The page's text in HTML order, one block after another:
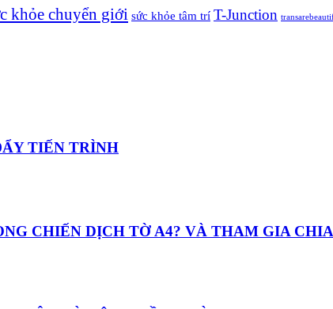
khỏe chuyển giới sức khỏe tâm trí T-Junction
TIẾN TRÌNH
CHIẾN DỊCH TỜ A4? VÀ THAM GIA CHIA